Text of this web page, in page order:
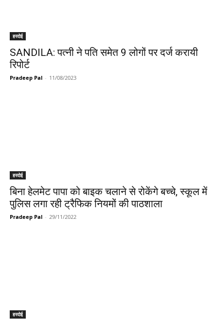
हरदोई
SANDILA: पत्नी ने पति समेत 9 लोगों पर दर्ज करायी
रिपोर्ट
Pradeep Pal - 11/08/2023
हरदोई
बिना हेलमेट पापा को बाइक चलाने से रोकेंगे बच्चे, स्कूल में
पुलिस लगा रही ट्रैफिक नियमों की पाठशाला
Pradeep Pal - 29/11/2022
हरदोई